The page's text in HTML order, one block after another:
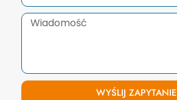
WYŚLIJ ZAPYTANIE